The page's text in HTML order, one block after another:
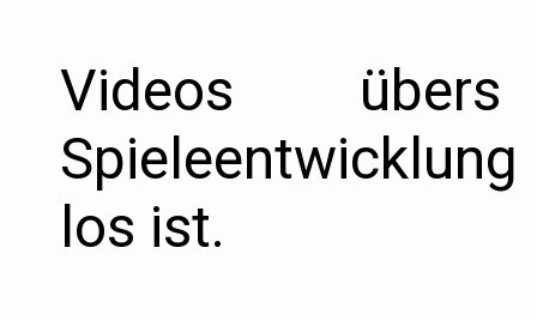
Videos
los ist.